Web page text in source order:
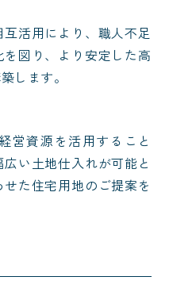
活用により、職人不足
図り、より安定した高
します。
営資源を活用すること
い土地仕入れが可能と
た住宅用地のご提案を